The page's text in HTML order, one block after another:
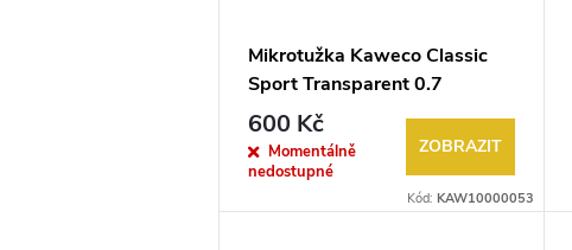
Mikrotužka Kaweco Classic
Sport Transparent 0.7
600 Kč
Momentálně
nedostupné
ZOBRAZIT
Kód:KAW10000053